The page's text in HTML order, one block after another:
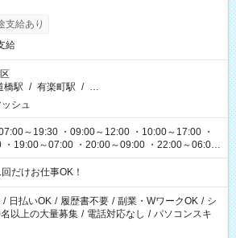
支給あり
給
橋駅 / 有楽町駅 / …
シュ
～19:30 ・09:00～12:00 ・10:00～17:00 ・
・19:00～07:00 ・20:00～09:00 ・22:00～06:00
シフトはだけお仕事OK！
/ 日払いOK / 履歴書不要 / 副業・WワークOK / シ
以上の大量募集 / 電話対応なし / パソコンスキ